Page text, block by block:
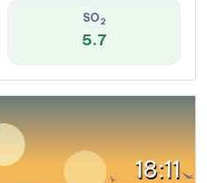
SO2
5.7
18:11